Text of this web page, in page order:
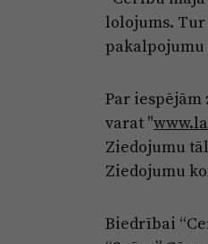
lolojums. Tur
pakalpojumu
Par
varat "
Ziedojumu
Ziedojumu
Biedrībai